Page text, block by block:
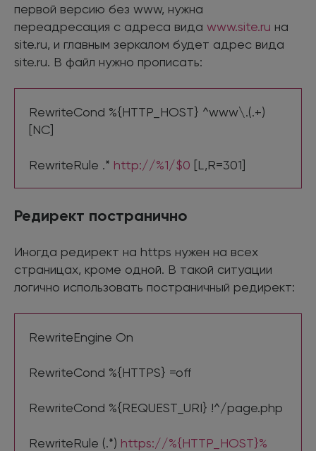
первой версию без www, нужна
переадресация с адреса вида www.site.ru на
site.ru, и главным зеркалом будет адрес вида
site.ru. В файл нужно прописать:
RewriteCond %{HTTP_HOST} ^www\.(.+)
[NC]
RewriteRule .* http://%1/$0 [L,R=301]
Редирект постранично
Иногда редирект на https нужен на всех
страницах, кроме одной. В такой ситуации
логично использовать постраничный редирект:
RewriteEngine On
RewriteCond %{HTTPS} =off
RewriteCond %{REQUEST_URI} !^/page.php
RewriteRule (.*) https://%{HTTP_HOST}%